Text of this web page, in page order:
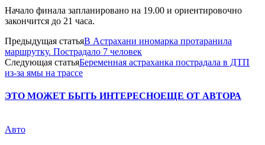
Начало финала запланировано на 19.00 и ориентировочно
закончится до 21 часа.
Предыдущая статьяВ Астрахани иномарка протаранила
маршрутку. Пострадало 7 человек
Следующая статьяБеременная астраханка пострадала в ДТП
из-за ямы на трассе
ЭТО МОЖЕТ БЫТЬ ИНТЕРЕСНОЕЩЕ ОТ АВТОРА
Авто